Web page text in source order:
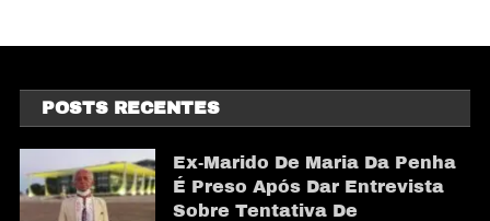
POSTS RECENTES
Ex-Marido De Maria Da Penha
É Preso Após Dar Entrevista
Sobre Tentativa De